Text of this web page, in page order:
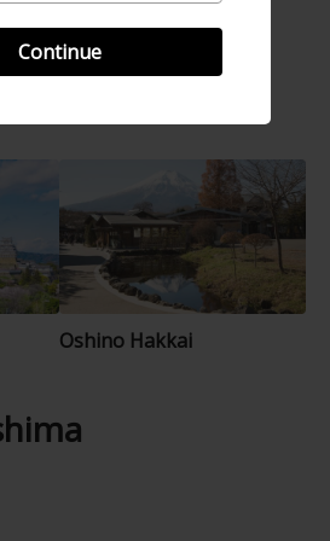
Continue
Đảo
Oshino Hakkai